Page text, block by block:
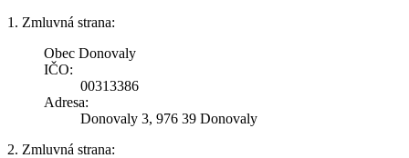
1. Zmluvná strana:
Obec Donovaly
IČO:
00313386
Adresa:
Donovaly 3, 976 39 Donovaly
2. Zmluvná strana: